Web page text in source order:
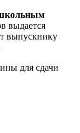
выдается
выпускнику
для сдачи